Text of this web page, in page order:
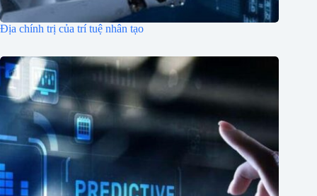
Địa chính trị của trí tuệ nhân tạo